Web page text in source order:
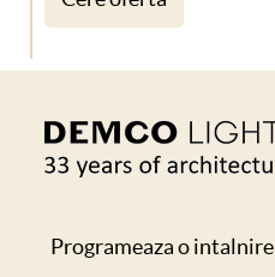
Programeaza o intalnire